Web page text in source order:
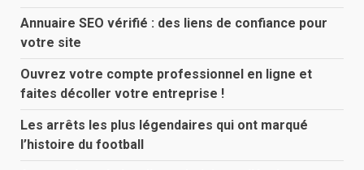
Annuaire SEO vérifié : des liens de confiance pour
votre site
Ouvrez votre compte professionnel en ligne et
faites décoller votre entreprise !
Les arrêts les plus légendaires qui ont marqué
l’histoire du football